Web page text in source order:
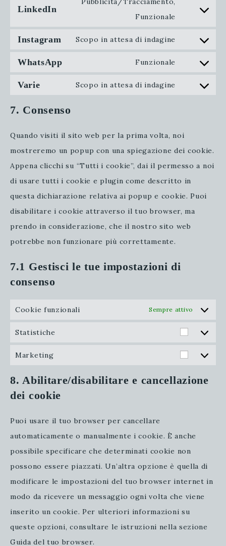
service
LinkedIn
Funzionale
Consent
service
linkedin
Instagram Scopo in attesa di indagine
Consent
instagram
WhatsApp Funzionale
Consent
Varie Scopo in attesa di indagine
Consent
varie
7. Consenso
Quando visiti il sito web per la prima volta, noi
mostreremo un popup con una spiegazione dei cookie.
Appena clicchi su “Tutti i cookie”, dai il permesso a noi
di usare tutti i cookie e plugin come descritto in
questa dichiarazione relativa ai popup e cookie. Puoi
disabilitare i cookie attraverso il tuo browser, ma
prendo in considerazione, che il nostro sito web
potrebbe non funzionare più correttamente.
7.1 Gestisci le tue impostazioni di
consenso
Cookie funzionali Sempre attivo
Statistiche
Marketing
8. Abilitare/disabilitare e cancellazione
dei cookie
Puoi usare il tuo browser per cancellare
automaticamente o manualmente i cookie. È anche
possibile specificare che determinati cookie non
possono essere piazzati. Un’altra opzione è quella di
modificare le impostazioni del tuo browser internet in
modo da ricevere un messaggio ogni volta che viene
inserito un cookie. Per ulteriori informazioni su
queste opzioni, consultare le istruzioni nella sezione
Guida del tuo browser.